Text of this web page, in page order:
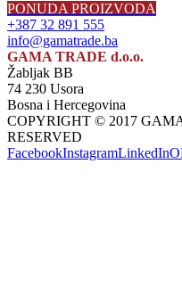
PONUDA PROIZVODA
+387 32 891 555
info@gamatrade.ba
GAMA TRADE d.o.o.
Žabljak BB
74 230 Usora
Bosna i Hercegovina
COPYRIGHT © 2017
RESERVED
FacebookInstagramLinkedIn